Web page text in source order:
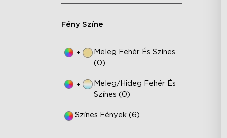
Fény Színe
+
Meleg Fehér És Színes
(0)
+
Meleg/hideg Fehér És
Színes (0)
Színes Fények (6)